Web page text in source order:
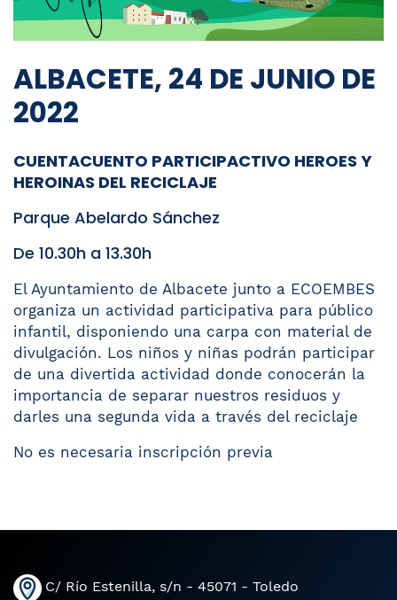
ALBACETE, 24 DE JUNIO DE
2022
CUENTACUENTO PARTICIPACTIVO HEROES Y
HEROINAS DEL RECICLAJE
Parque Abelardo Sánchez
De 10.30h a 13.30h
El Ayuntamiento de Albacete junto a ECOEMBES
organiza un actividad participativa para público
infantil, disponiendo una carpa con material de
divulgación. Los niños y niñas podrán participar
de una divertida actividad donde conocerán la
importancia de separar nuestros residuos y
darles una segunda vida a través del reciclaje
No es necesaria inscripción previa
C/ Río Estenilla, s/n - 45071 - Toledo